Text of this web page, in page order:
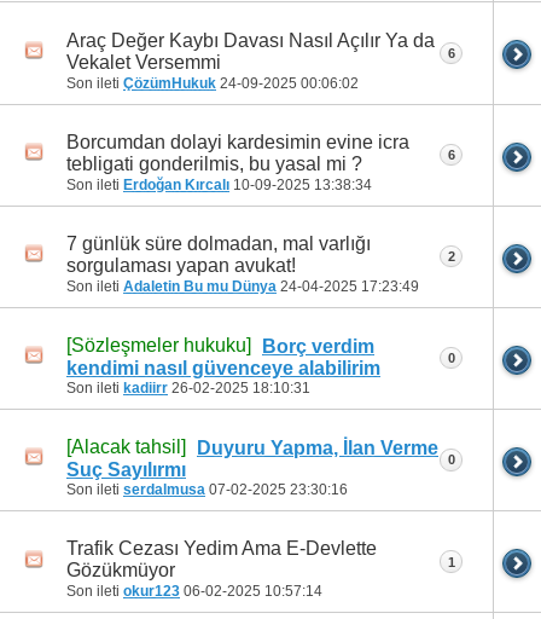
Araç Değer Kaybı Davası Nasıl Açılır Ya da
Vekalet Versemmi
Son ileti ÇözümHukuk 24-09-2025 00:06:02
6
Borcumdan dolayi kardesimin evine icra
tebligati gonderilmis, bu yasal mi ?
Son ileti Erdoğan Kırcalı 10-09-2025 13:38:34
6
7 günlük süre dolmadan, mal varlığı
sorgulaması yapan avukat!
Son ileti Adaletin Bu mu Dünya 24-04-2025 17:23:49
2
[Sözleşmeler hukuku]
Borç verdim
kendimi nasıl güvenceye alabilirim
Son ileti kadiirr 26-02-2025 18:10:31
0
[Alacak tahsil]
Duyuru Yapma, İlan Verme
Suç Sayılırmı
Son ileti serdalmusa 07-02-2025 23:30:16
0
Trafik Cezası Yedim Ama E-Devlette
Gözükmüyor
Son ileti okur123 06-02-2025 10:57:14
1